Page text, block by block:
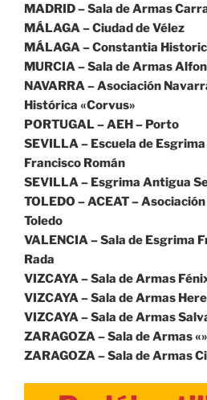
MADRID – Sala de Armas
MÁLAGA – Ciudad de Vélez
MÁLAGA – Constantia
MURCIA – Sala de Armas
NAVARRA – Asociación
Histórica «Corvus»
PORTUGAL – AEH – Porto
SEVILLA – Escuela de
Francisco Román
SEVILLA – Esgrima Antigua
TOLEDO – ACEAT –
Toledo
VALENCIA – Sala de Esgrima
Rada
VIZCAYA – Sala de Armas
VIZCAYA – Sala de Armas
VIZCAYA – Sala de Armas
ZARAGOZA – Sala de Armas
ZARAGOZA – Sala de Armas